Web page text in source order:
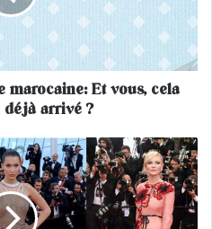
marocaine: Et vous, cela
arrivé ?